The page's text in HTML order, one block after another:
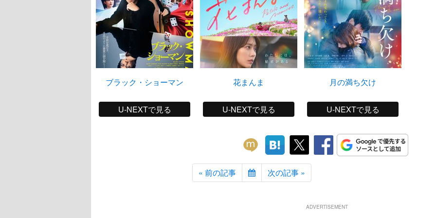
ブラック・ショーマン
U-NEXTで見る
花まんま
U-NEXTで見る
月の満ち欠け
U-NEXTで見る
« 前の記事 次の記事 »
ADVERTISEMENT